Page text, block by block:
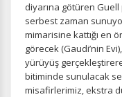
İstatistik
Ziyaretçilerin siteyi
ölçeriz. Hangi
kullanıcıların
yardımcı olur.
diyarına götüren
serbest zaman
mimarisine kattığı en
görecek (Gaudi’nin
yürüyüş
bitiminde sunulacak
misafirlerimiz, ekstra